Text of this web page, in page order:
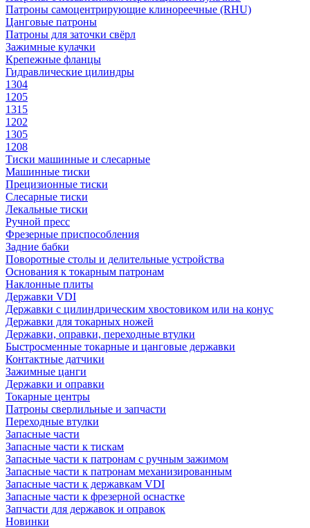
Патроны самоцентрирующие клинореечные (RHU)
Цанговые патроны
Патроны для заточки свёрл
Зажимные кулачки
Крепежные фланцы
Гидравлические цилиндры
1304
1205
1315
1202
1305
1208
Тиски машинные и слесарные
Машинные тиски
Прецизионные тиски
Слесарные тиски
Лекальные тиски
Ручной пресс
Фрезерные приспособления
Задние бабки
Поворотные столы и делительные устройства
Основания к токарным патронам
Наклонные плиты
Державки VDI
Державки с цилиндрическим хвостовиком или на конус
Державки для токарных ножей
Державки, оправки, переходные втулки
Быстросменные токарные и цанговые державки
Контактные датчики
Зажимные цанги
Державки и оправки
Токарные центры
Патроны сверлильные и запчасти
Переходные втулки
Запасные части
Запасные части к тискам
Запасные части к патронам с ручным зажимом
Запасные части к патронам механизированным
Запасные части к державкам VDI
Запасные части к фрезерной оснастке
Запчасти для державок и оправок
Новинки